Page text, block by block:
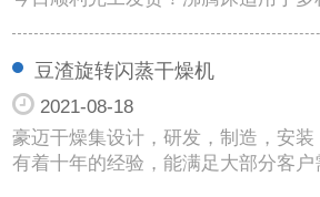
豆渣旋转闪蒸干燥机
2021-08-18
豪迈干燥集设计，研发，制造，安装
有着十年的经验，能满足大部分客